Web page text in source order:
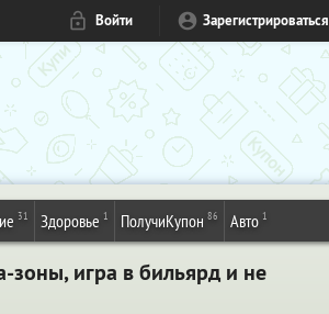
Войти Зарегистрироваться
31 Здоровье 1 ПолучиКупон 86 Авто 1
зоны, игра в бильярд и не